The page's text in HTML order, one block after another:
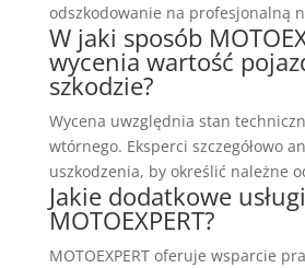
odszkodowanie na profesjonalną
W jaki sposób
wycenia wartość
szkodzie?
Wycena uwzględnia stan
wtórnego. Eksperci szczegółowo
uszkodzenia, by określić należne
Jakie dodatkowe
MOTOEXPERT?
MOTOEXPERT oferuje wsparcie